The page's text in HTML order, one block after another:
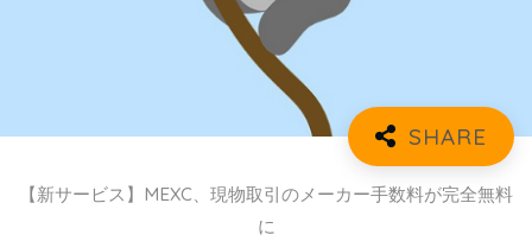
【新サービス】MEXC、現物取引のメーカー手数料が完全無料
に